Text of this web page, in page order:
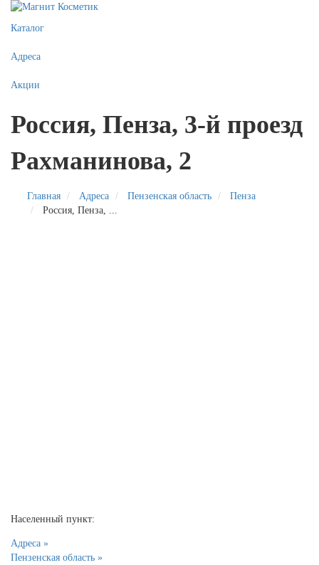
Каталог
Адреса
Акции
Россия, Пенза, 3-й проезд
Рахманинова, 2
Главная Адреса Пензенская область
Пенза
Россия, Пенза, ...
Населенный пункт:
Адреса »
Пензенская область »